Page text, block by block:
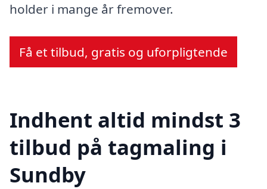
holder i mange år fremover.
Få et tilbud, gratis og uforpligtende
Indhent altid mindst 3
tilbud på tagmaling i
Sundby